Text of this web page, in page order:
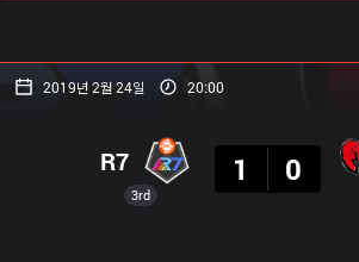
2019년 2월 24일 20:00
3rd
R7
1
0